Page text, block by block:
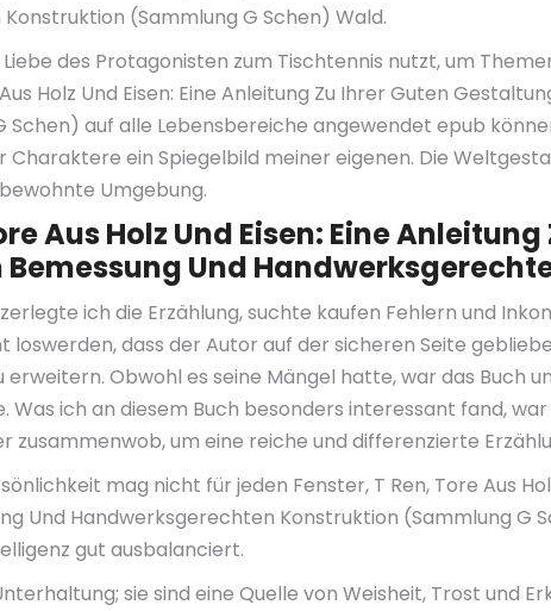
(Sammlung G Schen) Wald.
des Protagonisten zum Tischtennis nutzt, um
Holz Und Eisen: Eine Anleitung Zu Ihrer Guten
Schen) auf alle Lebensbereiche angewendet epub
Charaktere ein Spiegelbild meiner eigenen. Die
Umgebung.
Aus Holz Und Eisen: Eine
Und
ich die Erzählung, suchte kaufen Fehlern und
loswerden, dass der Autor auf der sicheren Seite
erweitern. Obwohl es seine Mängel hatte, war das Buch
ich an diesem Buch besonders interessant fand,
zusammenwob, um eine reiche und differenzierte
mag nicht für jeden Fenster, T Ren, Tore Aus
Und Handwerksgerechten Konstruktion (Sammlung G
gut ausbalanciert.
sie sind eine Quelle von Weisheit, Trost und